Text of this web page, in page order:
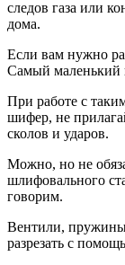
следов газа или
дома.
Если вам нужно
Самый маленький
При работе с
шифер, не
сколов и ударов.
Можно, но не
шлифовального
говорим.
Вентили,
разрезать с